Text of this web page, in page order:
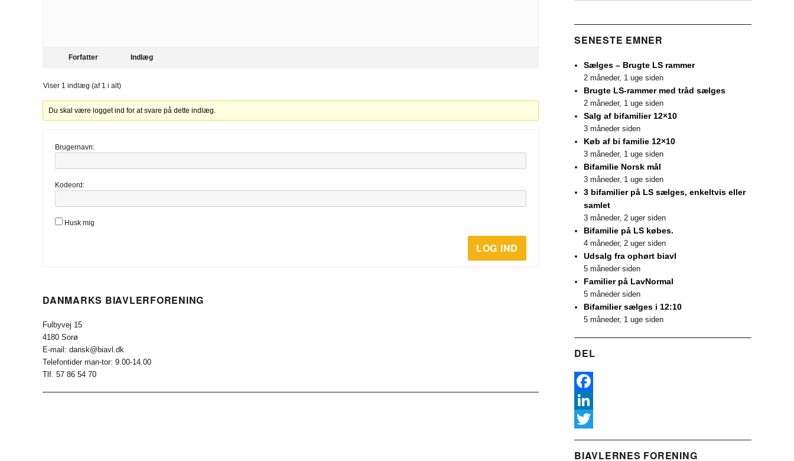
Forfatter Indlæg
Viser 1 indlæg (af 1 i alt)
Du skal være logget ind for at svare på dette indlæg.
Brugernavn:
Kodeord:
Husk mig
LOG IND
DANMARKS BIAVLERFORENING
Fulbyvej 15
4180 Sorø
E-mail: dansk@biavl.dk
Telefontider man-tor: 9.00-14.00
Tlf. 57 86 54 70
SENESTE EMNER
Sælges – Brugte LS rammer
2 måneder, 1 uge siden
Brugte LS-rammer med tråd sælges
2 måneder, 1 uge siden
Salg af bifamilier 12×10
3 måneder siden
Køb af bi familie 12×10
3 måneder, 1 uge siden
Bifamilie Norsk mål
3 måneder, 1 uge siden
3 bifamilier på LS sælges, enkeltvis eller
samlet
3 måneder, 2 uger siden
Bifamilie på LS købes.
4 måneder, 2 uger siden
Udsalg fra ophørt biavl
5 måneder siden
Familier på LavNormal
5 måneder siden
Bifamilier sælges i 12:10
5 måneder, 1 uge siden
DEL
F
a
e
L
nw
BIAVLERNES FORENING